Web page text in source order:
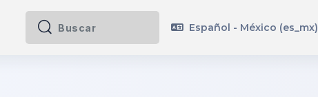
Buscar
Buscar Español - México ‎(es_mx)‎